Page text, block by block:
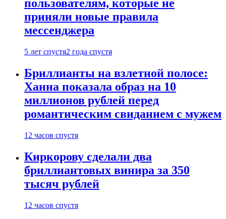
пользователям, которые не
приняли новые правила
мессенджера
5 лет спустя2 года спустя
Бриллианты на взлетной полосе:
Ханна показала образ на 10
миллионов рублей перед
романтическим свиданием с мужем
12 часов спустя
Киркорову сделали два
бриллиантовых винира за 350
тысяч рублей
12 часов спустя